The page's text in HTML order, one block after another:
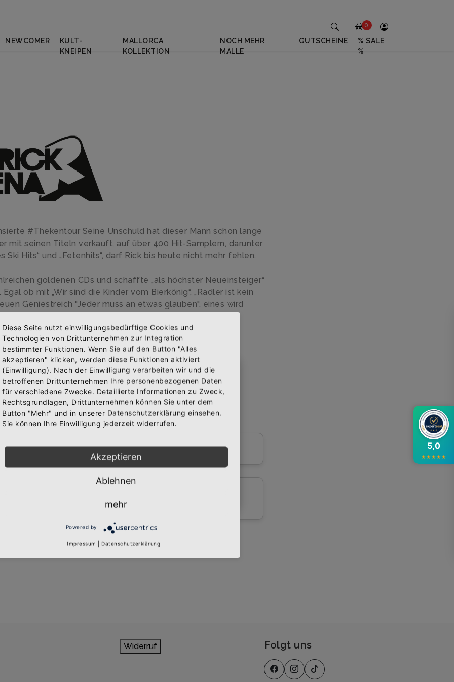
#Thekentour Seine Unschuld hat dieser Mann schon lange
mit seinen Titeln verkauft, auf über 400 Hit-Samplern, darunter
Ski Hits“ und „Fetenhits“, darf Rick bis heute nicht mehr fehlen.
goldenen CDs und schaffte „als höchster Neueinsteiger“
ob mit „Wir sind die Kinder vom Bierkönig“, „Radler ist kein
Geniestreich "Jeder muss an etwas glauben", eines wird
Veranstaltung.
den RTL2 Ballermann Hitserreichte er ein
HÄRTER. LAUTER. UNBERECHENBAR.
Logo FCK RDLR
Wille
Widerruf Folgt uns
Abonniere jetzt unseren Newsletter
Bekomme die aktuellsten News über neue Produkte und
zudem einen 10% Gutschein für deine nächste
Bestellung.
Abonnieren
0
NEWCOMER
KULT-
KNEIPEN
MALLORCA
KOLLEKTION
NOCH MEHR
MALLE
GUTSCHEINE
% SALE
%
5,0
★★★★★
Diese Seite nutzt einwilligungsbedürftige Cookies und
Technologien von Drittunternehmen zur Integration
bestimmter Funktionen. Wenn Sie auf den Button "Alles
akzeptieren" klicken, werden diese Funktionen aktiviert
(Einwilligung). Nach der Einwilligung verarbeiten wir und die
betroffenen Drittunternehmen Ihre personenbezogenen Daten
für verschiedene Zwecke. Detaillierte Informationen zu Zweck,
Rechtsgrundlagen, Drittunternehmen können Sie unter dem
Button "Mehr" und in unserer Datenschutzerklärung einsehen.
Sie können Ihre Einwilligung jederzeit widerrufen.
Akzeptieren
Ablehnen
mehr
Powered by
Impressum | Datenschutzerklärung